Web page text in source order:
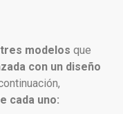
tres modelos que
con un diseño
cada uno: